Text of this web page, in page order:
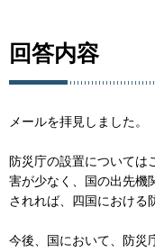
回答内容
メールを拝見しました。
防災庁の設置については
害が少なく、国の出先機
されれば、四国における
今後、国において、防災